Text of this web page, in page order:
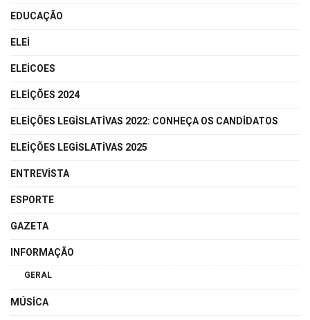
EDUCAÇÃO
ELEI
ELEICOES
ELEIÇÕES 2024
ELEIÇÕES LEGISLATIVAS 2022: CONHEÇA OS CANDIDATOS
ELEIÇÕES LEGISLATIVAS 2025
ENTREVISTA
ESPORTE
GAZETA
INFORMAÇÃO
GERAL
MÚSICA